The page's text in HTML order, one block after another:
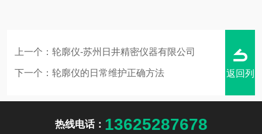
上一个： 轮廓仪-苏州日井精密仪器有限公司
下一个： 轮廓仪的日常维护正确方法 返回列
热线电话： 13625287678